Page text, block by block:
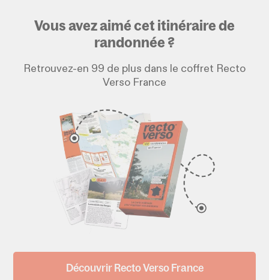
Vous avez aimé cet itinéraire de
randonnée ?
Retrouvez-en 99 de plus dans le coffret Recto
Verso France
Découvrir Recto Verso France